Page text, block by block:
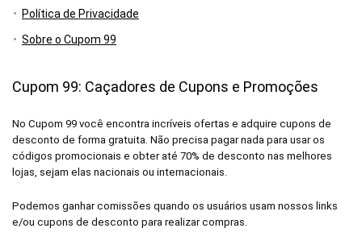
Política de Privacidade
Sobre o Cupom 99
Cupom 99: Caçadores de Cupons e Promoções
No Cupom 99 você encontra incríveis ofertas e adquire cupons de
desconto de forma gratuita. Não precisa pagar nada para usar os
códigos promocionais e obter até 70% de desconto nas melhores
lojas, sejam elas nacionais ou internacionais.
Podemos ganhar comissões quando os usuários usam nossos links
e/ou cupons de desconto para realizar compras.